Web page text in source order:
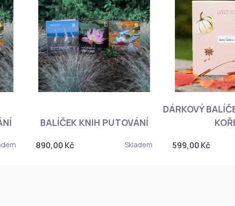
BALÍČEK KNIH PUTOVÁNÍ
890,00 Kč Skladem
DÁRKOVÝ
599,00 Kč